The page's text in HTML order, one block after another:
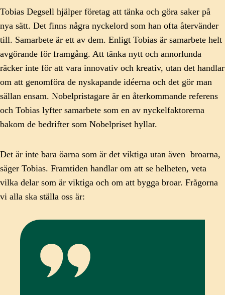
Tobias Degsell hjälper företag att tänka och göra saker på
nya sätt. Det finns några nyckelord som han ofta återvänder
till. Samarbete är ett av dem. Enligt Tobias är samarbete helt
avgörande för framgång. Att tänka nytt och annorlunda
räcker inte för att vara innovativ och kreativ, utan det handlar
om att genomföra de nyskapande idéerna och det gör man
sällan ensam. Nobelpristagare är en återkommande referens
och Tobias lyfter samarbete som en av nyckelfaktorerna
bakom de bedrifter som Nobelpriset hyllar.
Det är inte bara öarna som är det viktiga utan även broarna,
säger Tobias. Framtiden handlar om att se helheten, veta
vilka delar som är viktiga och om att bygga broar. Frågorna
vi alla ska ställa oss är: